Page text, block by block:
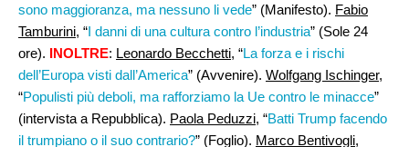
sono maggioranza, ma nessuno li vede” (Manifesto). Fabio
Tamburini, “I danni di una cultura contro l’industria” (Sole 24
ore). INOLTRE: Leonardo Becchetti, “La forza e i rischi
dell’Europa visti dall’America” (Avvenire). Wolfgang Ischinger,
“Populisti più deboli, ma rafforziamo la Ue contro le minacce”
(intervista a Repubblica). Paola Peduzzi, “Batti Trump facendo
il trumpiano o il suo contrario?” (Foglio). Marco Bentivogli,